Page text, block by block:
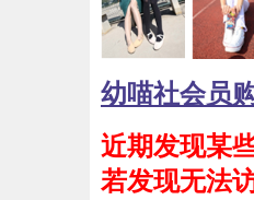
幼喵社会员
近期发现某
若发现无法